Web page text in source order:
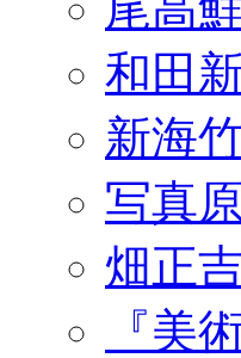
和田
新海
写真
畑正
『美